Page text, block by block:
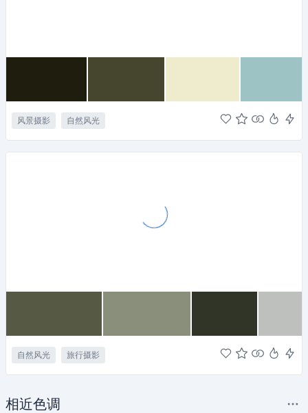
风景摄影 自然风光
自然风光 旅行摄影
相近色调